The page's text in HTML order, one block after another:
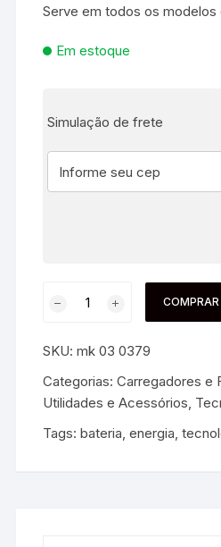
Serve em todos os modelos
Em estoque
Simulação de frete
COMPRAR
SKU:mk 03 0379
Categorias:Carregadores e
Utilidades e Acessórios,
Tags:bateria,energia,